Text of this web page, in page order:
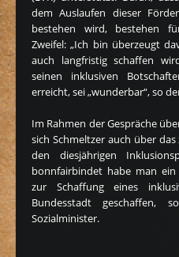
dem Auslaufen dieser
bestehen wird, bestehen
Zweifel: „Ich bin überzeugt
auch langfristig schaffen
seinen inklusiven
erreicht, sei „wunderbar“, so
Im Rahmen der Gespräche
sich Schmeltzer auch über
den diesjährigen
bonnfairbindet habe man ein
zur Schaffung eines
Bundesstadt geschaffen,
Sozialminister.